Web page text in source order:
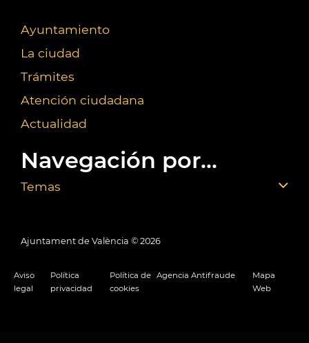
Ayuntamiento
La ciudad
Trámites
Atención ciudadana
Actualidad
Navegación por...
Temas
Ajuntament de València © 2026
Aviso
legal
Política
privacidad
Política de
cookies
Agencia Antifraude
Mapa
Web